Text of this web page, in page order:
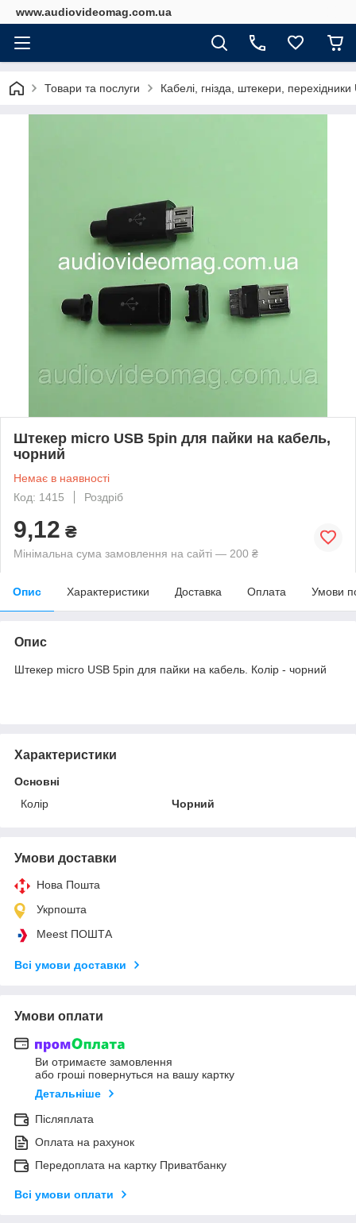
www.audiovideomag.com.ua
Товари та послуги Кабелі, гнізда, штекери,
Штекер micro USB 5pin для пайки на кабель,
чорний
Немає в наявності
Код: 1415
Роздріб
9,12 ₴
Мінімальна сума замовлення на сайті — 200 ₴
Опис Характеристики Доставка Оплата Умови
Опис
Штекер micro USB 5pin для пайки на кабель. Колір - чорний
Характеристики
Основні
Колір
Чорний
Умови доставки
Нова Пошта
Укрпошта
Meest ПОШТА
Всі умови доставки
Умови оплати
Ви отримаєте замовлення
або гроші повернуться на вашу картку
Детальніше
Післяплата
Оплата на рахунок
Передоплата на картку Приватбанку
Всі умови оплати